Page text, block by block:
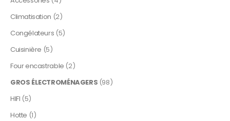
Climatisation (2)
Congélateurs (5)
Cuisinière (5)
Four encastrable (2)
GROS ÉLECTROMÉNAGERS (98)
HIFI (5)
Hotte (1)